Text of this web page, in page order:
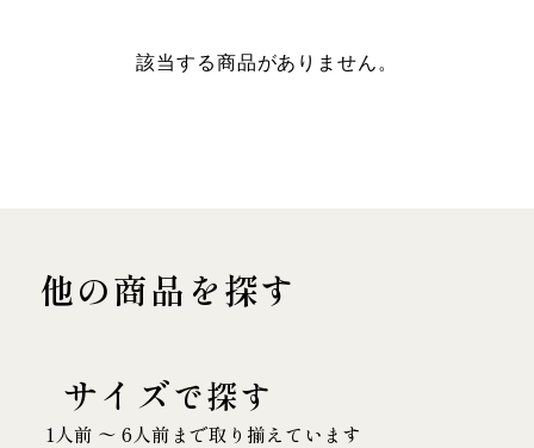
該当する商品がありません。
他の商品を探す
サイズで探す
1人前 〜 6人前まで取り揃えています